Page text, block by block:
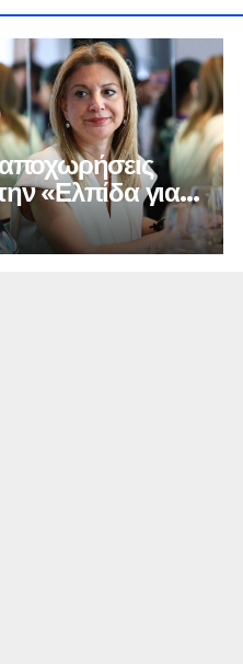
«Ελπίδα για